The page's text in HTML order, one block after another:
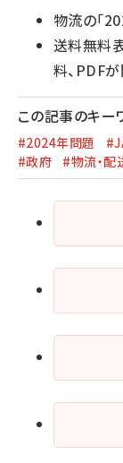
物流の「
送料無料
料、PDFが
この記事のキー
#2024年問題
#政府
#物流・配